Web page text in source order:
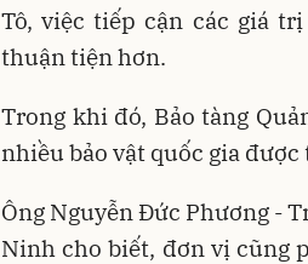
Tô, việc tiếp cận các giá
thuận tiện hơn.
Trong khi đó, Bảo tàng
nhiều bảo vật quốc gia
Ông Nguyễn Đức Phương -
Ninh cho biết, đơn vị cũng